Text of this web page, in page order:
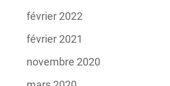
février 2022
février 2021
novembre 2020